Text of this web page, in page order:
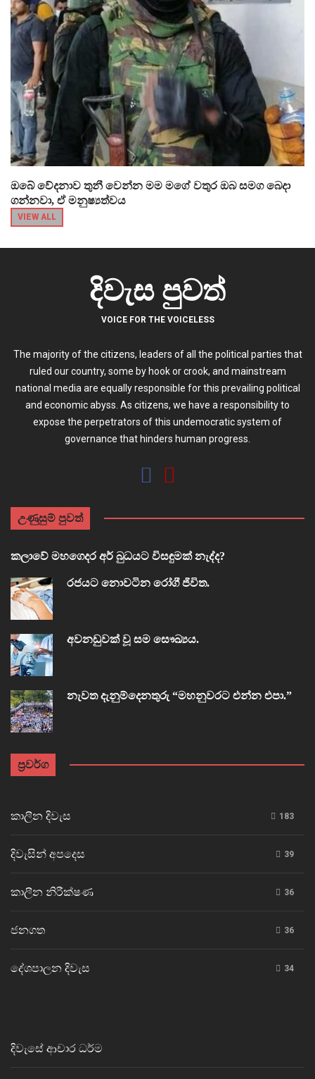
ඔබේ වේදනාව තුනී වෙන්න මම මගේ වතුර ඔබ සමග බෙදා
ගන්නවා, ඒ මනුෂ්‍යත්වය
VIEW ALL
දිවැස පුවත්
VOICE FOR THE VOICELESS
The majority of the citizens, leaders of all the political parties that
ruled our country, some by hook or crook, and mainstream
national media are equally responsible for this prevailing political
and economic abyss. As citizens, we have a responsibility to
expose the perpetrators of this undemocratic system of
governance that hinders human progress.
උණුසුම් පුවත්
කලාවේ මහගෙදර අර් බුධයට විසඳුමක් නැද්ද?
රජයට නොවටින රෝගී ජීවිත.
අවනඩුවක් වූ සම සෞඛ්‍යය.
නැවත දැනුම්දෙනතුරු “මහනුවරට එන්න එපා.”
ප්‍රවර්ග
කාලීන දිවැස 183
දිවැසින් අපදෙස 39
කාලීන නිරීක්ෂණ 36
ජනගත 36
දේශපාලන දිවැස 34
දිවැසේ ආචාර ධර්ම